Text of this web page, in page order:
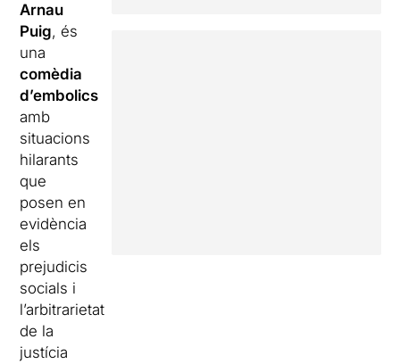
Arnau
Puig, és
una
comèdia
d’embolics
amb
situacions
hilarants
que
posen en
evidència
els
prejudicis
socials i
l’arbitrarietat
de la
justícia